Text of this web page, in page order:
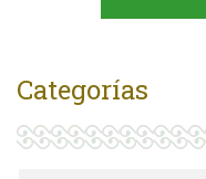
Categorías